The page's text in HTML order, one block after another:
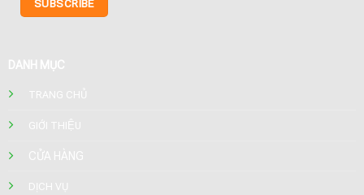
DANH MỤC
TRANG CHỦ
GIỚI THIỆU
CỬA HÀNG
DỊCH VỤ